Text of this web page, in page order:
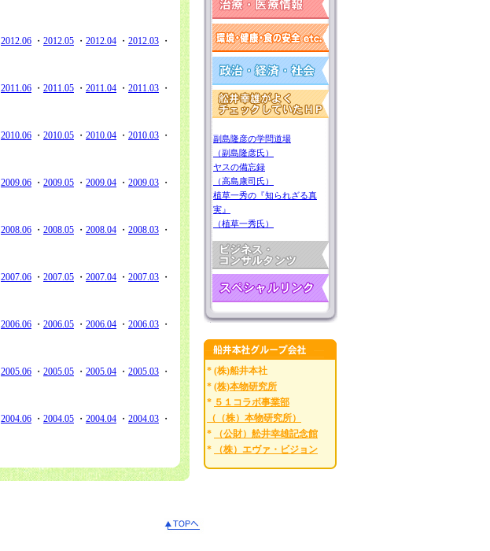
2012.06 ・ 2012.05 ・ 2012.04 ・ 2012.03 ・
2011.06 ・ 2011.05 ・ 2011.04 ・ 2011.03 ・
2010.06 ・ 2010.05 ・ 2010.04 ・ 2010.03 ・
2009.06 ・ 2009.05 ・ 2009.04 ・ 2009.03 ・
2008.06 ・ 2008.05 ・ 2008.04 ・ 2008.03 ・
2007.06 ・ 2007.05 ・ 2007.04 ・ 2007.03 ・
2006.06 ・ 2006.05 ・ 2006.04 ・ 2006.03 ・
2005.06 ・ 2005.05 ・ 2005.04 ・ 2005.03 ・
2004.06 ・ 2004.05 ・ 2004.04 ・ 2004.03 ・
副島隆彦の学問道場
（副島隆彦氏）
ヤスの備忘録
（高島康司氏）
植草一秀の『知られざる真
実』
（植草一秀氏）
* (株)船井本社
* (株)本物研究所
* ５１コラボ事業部
（（株）本物研究所）
*
（公財）舩井幸雄記念館
*
（株）エヴァ・ビジョン